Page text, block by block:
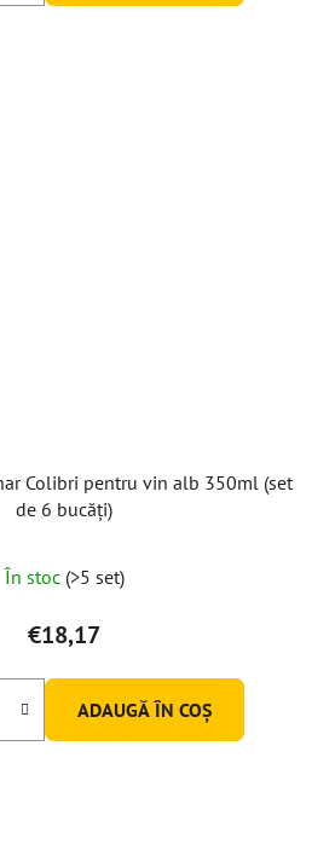
Colibri pentru vin alb 350ml (set
de 6 bucăți)
În stoc (>5 set)
€18,17
ADAUGĂ ÎN COŞ